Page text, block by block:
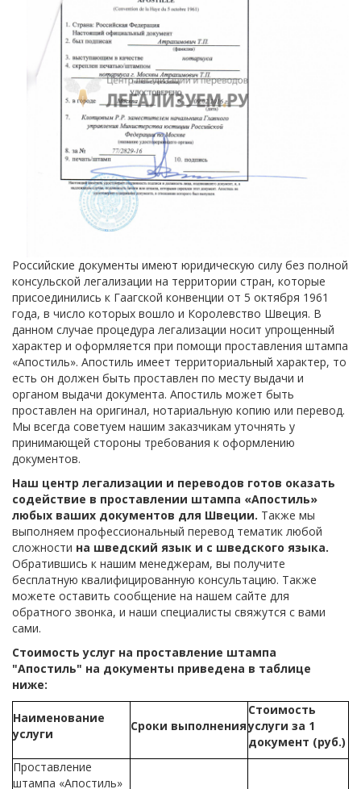
Российские документы имеют юридическую силу без полной
консульской легализации на территории стран, которые
присоединились к Гаагской конвенции от 5 октября 1961
года, в число которых вошло и Королевство Швеция. В
данном случае процедура легализации носит упрощенный
характер и оформляется при помощи проставления штампа
«Апостиль». Апостиль имеет территориальный характер, то
есть он должен быть проставлен по месту выдачи и
органом выдачи документа. Апостиль может быть
проставлен на оригинал, нотариальную копию или перевод.
Мы всегда советуем нашим заказчикам уточнять у
принимающей стороны требования к оформлению
документов.
Наш центр легализации и переводов готов оказать
содействие в проставлении штампа «Апостиль»
любых ваших документов для Швеции. Также мы
выполняем профессиональный перевод тематик любой
сложности на шведский язык и с шведского языка.
Обратившись к нашим менеджерам, вы получите
бесплатную квалифицированную консультацию. Также
можете оставить сообщение на нашем сайте для
обратного звонка, и наши специалисты свяжутся с вами
сами.
Стоимость услуг на проставление штампа
"Апостиль" на документы приведена в таблице
ниже:
Наименование
услуги
Сроки выполнения
Стоимость
услуги за 1
документ (руб.)
Проставление
штампа «Апостиль»